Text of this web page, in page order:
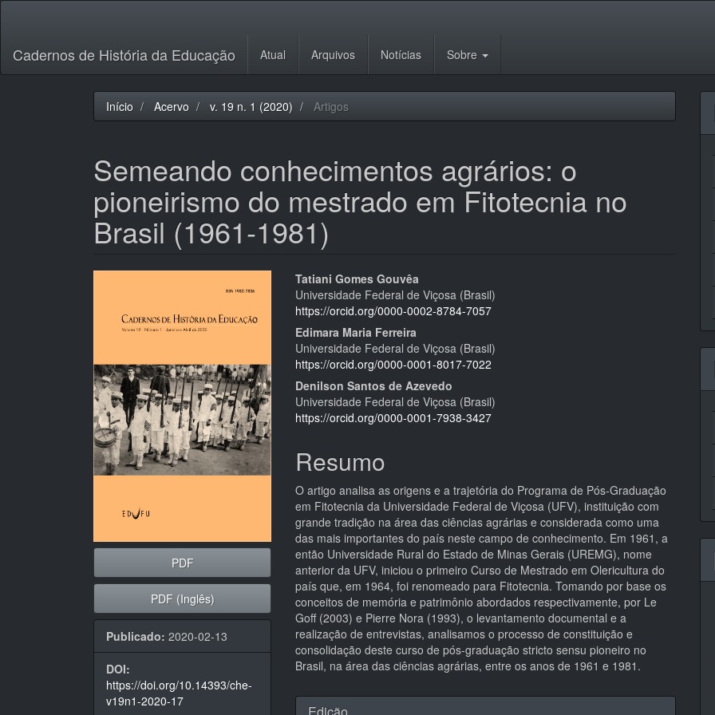
principal
Barra
Cadernos de História da Educação Atual Arquivos Notícias Sobre
Início Acervo v. 19 n. 1 (2020) Artigos
Semeando conhecimentos agrários: o
pioneirismo do mestrado em Fitotecnia no
Brasil (1961-1981)
Barra
lateral
artigos
PDF
PDF (Inglês)
Publicado: 2020-02-13
DOI:
https://doi.org/10.14393/che-
v19n1-2020-17
Conteúdo
do
artigo
principal
Tatiani Gomes Gouvêa
Universidade Federal de Viçosa (Brasil)
https://orcid.org/0000-0002-8784-7057
Edimara Maria Ferreira
Universidade Federal de Viçosa (Brasil)
https://orcid.org/0000-0001-8017-7022
Denilson Santos de Azevedo
Universidade Federal de Viçosa (Brasil)
https://orcid.org/0000-0001-7938-3427
Resumo
O artigo analisa as origens e a trajetória do Programa de Pós-Graduação
em Fitotecnia da Universidade Federal de Viçosa (UFV), instituição com
grande tradição na área das ciências agrárias e considerada como uma
das mais importantes do país neste campo de conhecimento. Em 1961, a
então Universidade Rural do Estado de Minas Gerais (UREMG), nome
anterior da UFV, iniciou o primeiro Curso de Mestrado em Olericultura do
país que, em 1964, foi renomeado para Fitotecnia. Tomando por base os
conceitos de memória e patrimônio abordados respectivamente, por Le
Goff (2003) e Pierre Nora (1993), o levantamento documental e a
realização de entrevistas, analisamos o processo de constituição e
consolidação deste curso de pós-graduação stricto sensu pioneiro no
Brasil, na área das ciências agrárias, entre os anos de 1961 e 1981.